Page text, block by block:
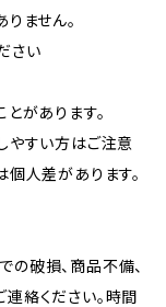
ません。
さい
があります。
やすい方はご注意
個人差があります。
破損、商品不備、
絡ください。時間